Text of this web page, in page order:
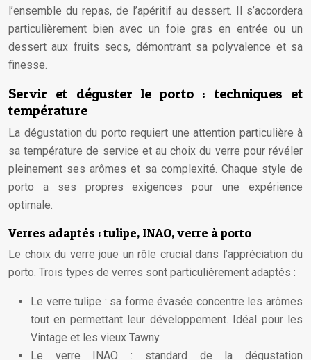
l’ensemble du repas, de l’apéritif au dessert. Il s’accordera
particulièrement bien avec un foie gras en entrée ou un
dessert aux fruits secs, démontrant sa polyvalence et sa
finesse.
Servir et déguster le porto : techniques et
température
La dégustation du porto requiert une attention particulière à
sa température de service et au choix du verre pour révéler
pleinement ses arômes et sa complexité. Chaque style de
porto a ses propres exigences pour une expérience
optimale.
Verres adaptés : tulipe, INAO, verre à porto
Le choix du verre joue un rôle crucial dans l’appréciation du
porto. Trois types de verres sont particulièrement adaptés :
Le verre tulipe : sa forme évasée concentre les arômes
tout en permettant leur développement. Idéal pour les
Vintage et les vieux Tawny.
Le verre INAO : standard de la dégustation